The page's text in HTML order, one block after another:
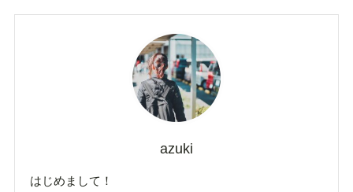
azuki
はじめまして！